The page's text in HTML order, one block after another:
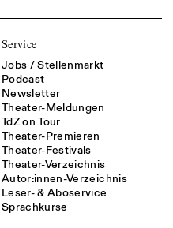
Service
Jobs / Stellenmarkt
Podcast
Newsletter
Theater-Meldungen
TdZ on Tour
Theater-Premieren
Theater-Festivals
Theater-Verzeichnis
Autor:innen-Verzeichnis
Leser- & Aboservice
Sprachkurse